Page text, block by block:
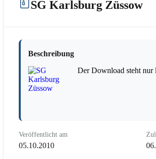
SG Karlsburg Züssow
Beschreibung
Der Download steht
Veröffentlicht am
05.10.2010